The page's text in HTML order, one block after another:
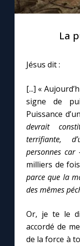
La
Jésus dit :
[...] «
signe de
Puissance
devrait
terrifiante,
personnes car
milliers de
parce que la
des mêmes
Or, je te le
accordé de
de la force à